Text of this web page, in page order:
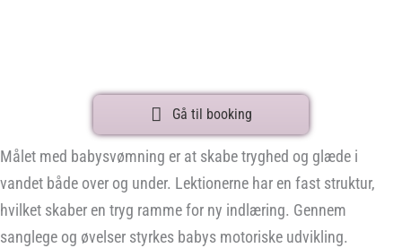
Gå til booking
Målet med babysvømning er at skabe tryghed og glæde i
vandet både over og under. Lektionerne har en fast struktur,
hvilket skaber en tryg ramme for ny indlæring. Gennem
sanglege og øvelser styrkes babys motoriske udvikling.